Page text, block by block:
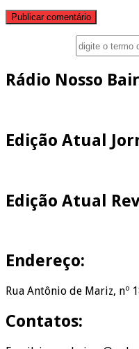
Rádio Nosso
Edição Atual
Edição Atual
Endereço:
Rua Antônio de Mariz, nº
Contatos: